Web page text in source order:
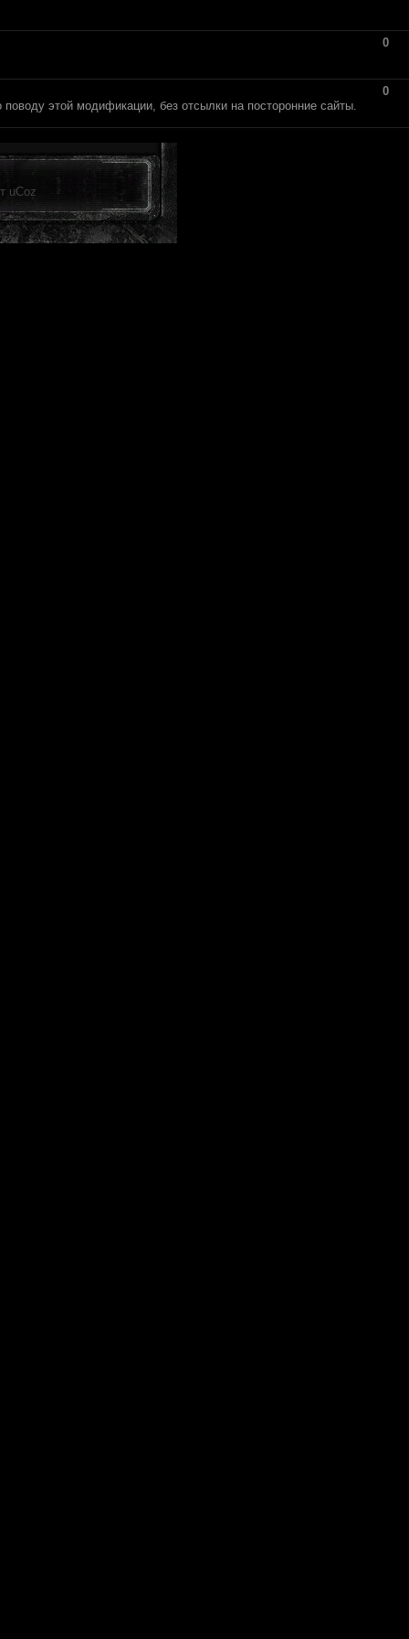
0
0
этой модификации, без отсылки на посторонние сайты.
uCoz